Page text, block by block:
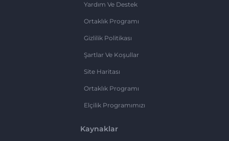
Yardım Ve Destek
Ortaklık Programı
Gizlilik Politikası
Şartlar Ve Koşullar
Site Haritası
Ortaklık Programı
Elçilik Programımızı
Kaynaklar